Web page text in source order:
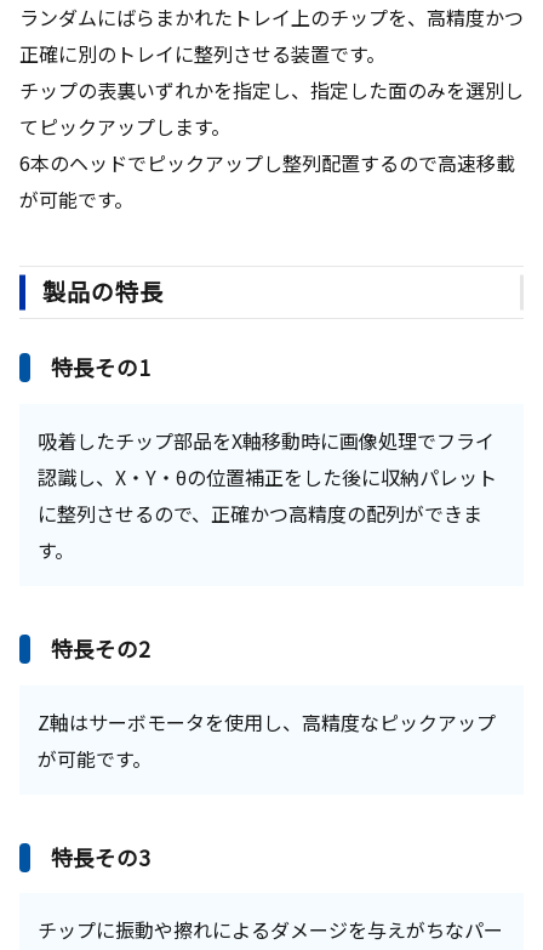
ランダムにばらまかれたトレイ上のチップを、高精度かつ
正確に別のトレイに整列させる装置です。
チップの表裏いずれかを指定し、指定した面のみを選別し
てピックアップします。
6本のヘッドでピックアップし整列配置するので高速移載
が可能です。
製品の特長
特長その1
吸着したチップ部品をX軸移動時に画像処理でフライ
認識し、X・Y・θの位置補正をした後に収納パレット
に整列させるので、正確かつ高精度の配列ができま
す。
特長その2
Z軸はサーボモータを使用し、高精度なピックアップ
が可能です。
特長その3
チップに振動や擦れによるダメージを与えがちなパー